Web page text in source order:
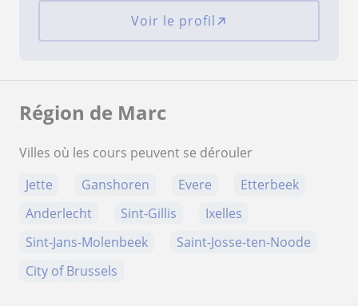
Voir le profil
Région de Marc
Villes où les cours peuvent se dérouler
Jette
Ganshoren Evere
Etterbeek
Anderlecht
Sint-Gillis
Ixelles
Sint-Jans-Molenbeek
Saint-Josse-ten-Noode
City of Brussels